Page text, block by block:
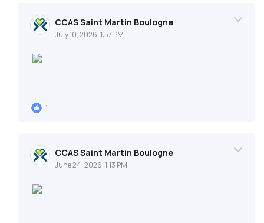
CCAS Saint Martin Boulogne
July 10, 2026, 1:57 PM
1
CCAS Saint Martin Boulogne
June 24, 2026, 1:13 PM